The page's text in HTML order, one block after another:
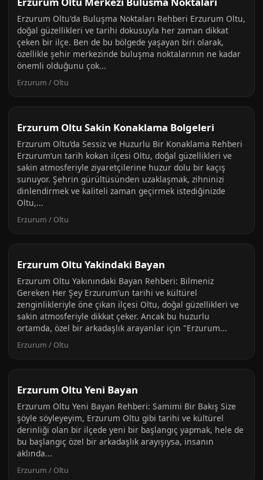
Erzurum Oltu'da Buluşma Noktaları Rehberi Erzurum Oltu,
doğal güzellikleri ve tarihi dokusuyla her zaman dikkat
çeken bir ilçe. Ben de bu bölgede yaşayan biri olarak,
özellikle şehir merkezinde buluşma noktalarının ne kadar
önemli olduğunu çok...
Erzurum / Oltu
Erzurum Oltu Sakin Konaklama Bolgeleri
Erzurum Oltu’da Sessiz ve Huzurlu Bir Konaklama Rehberi
Erzurum’un tarih kokan ilçesi Oltu, doğal güzellikleri ve
sakin atmosferiyle ziyaretçilerine huzur dolu bir kaçış
sunuyor. Şehrin gürültüsünden uzaklaşmak, zihninizi
dinlendirmek ve kaliteli zaman geçirmek istediğinizde
Oltu,...
Erzurum / Oltu
Erzurum Oltu Yakindaki Bayan
Erzurum Oltu Yakınındaki Bayan Rehberi: Bilmeniz
Gereken Her Şey Erzurum’un tarihi ve kültürel
zenginlikleriyle öne çıkan ilçesi Oltu, doğal güzellikleri ve
sakin atmosferiyle dikkat çeker. Ancak bu huzurlu
ortamda, özel bir arkadaşlık arayanlar için "Erzurum...
Erzurum / Oltu
Erzurum Oltu Yeni Bayan
Erzurum Oltu Yeni Bayan Rehberi: Samimi Bir Bakış Size
şöyle söyleyeyim, Erzurum Oltu gibi tarihi ve kültürel
derinliği olan bir ilçede yeni bir başlangıç yapmak, hele de
bu başlangıç özel bir arkadaşlık arayışıysa, insanın
aklında...
Erzurum / Oltu